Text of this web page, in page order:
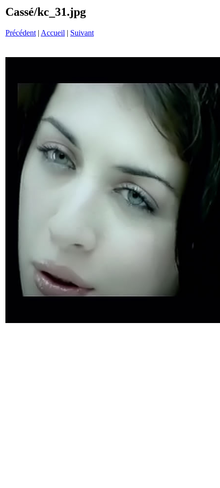
Cassé/kc_31.jpg
Précédent | Accueil | Suivant